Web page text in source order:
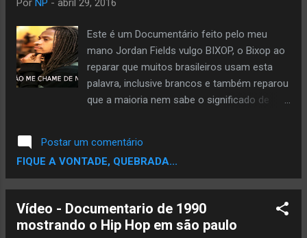
história de um movimento que vem se
consolidando a mais de 20 anos fazendo
assim parte de um todo da cultura de rua.
Este é um Documentário feito pelo meu
mano Jordan Fields vulgo BIXOP, o Bixop ao
reparar que muitos brasileiros usam esta
palavra, inclusive brancos e também reparou
que a maioria nem sabe o significado de
chamavam os escravo. Neste documentário
você vai ver depoimentos de norte
americanos que não gostam deste termo e
vai ver trechos de musicas e filme pra
entender o quão pejorativo é a palavra nigga.
Postar um comentário
FIQUE A VONTADE, QUEBRADA...
Vídeo - Documentario de 1990
mostrando o Hip Hop em são paulo